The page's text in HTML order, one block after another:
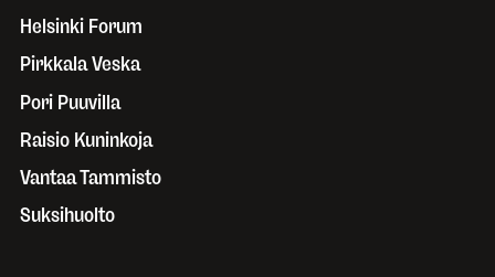
Helsinki Forum
Pirkkala Veska
Pori Puuvilla
Raisio Kuninkoja
Vantaa Tammisto
Suksihuolto